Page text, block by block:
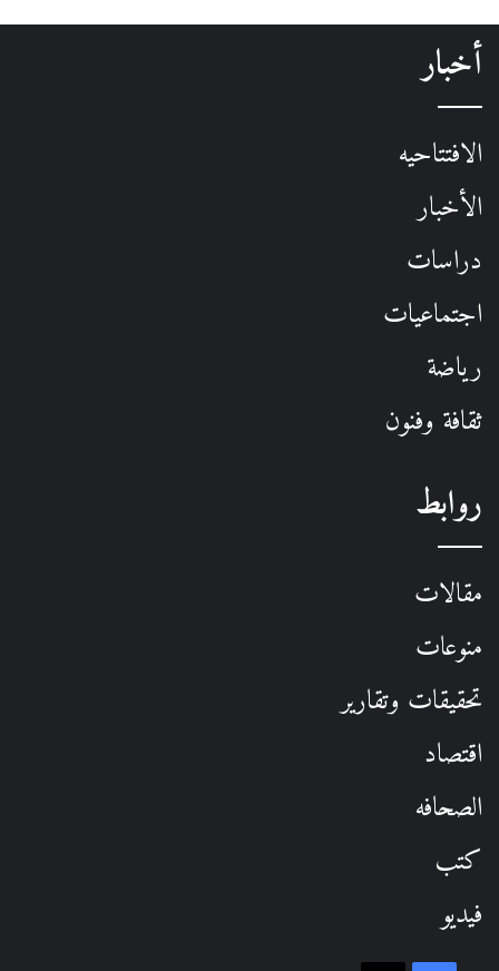
أخبار
الافتتاحيه
الأخبار
دراسات
اجتماعيات
رياضة
ثقافة وفنون
روابط
مقالات
منوعات
تحقيقات وتقارير
اقتصاد
الصحافه
كتب
فيديو